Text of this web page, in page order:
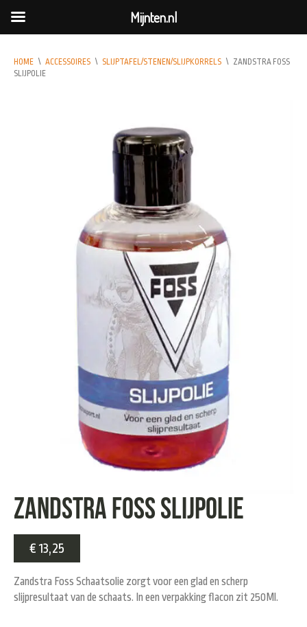
HOME \ ACCESSOIRES \ SLIJPTAFEL/STENEN/SLIJPKORRELS \ ZANDSTRA FOSS
SLIJPOLIE
Zandstra Foss Slijpolie
€ 13,25
Zandstra Foss Schaatsolie zorgt voor een glad en scherp
slijpresultaat van de schaats. In een verpakking flacon zit 250Ml.
Mijnten.nl